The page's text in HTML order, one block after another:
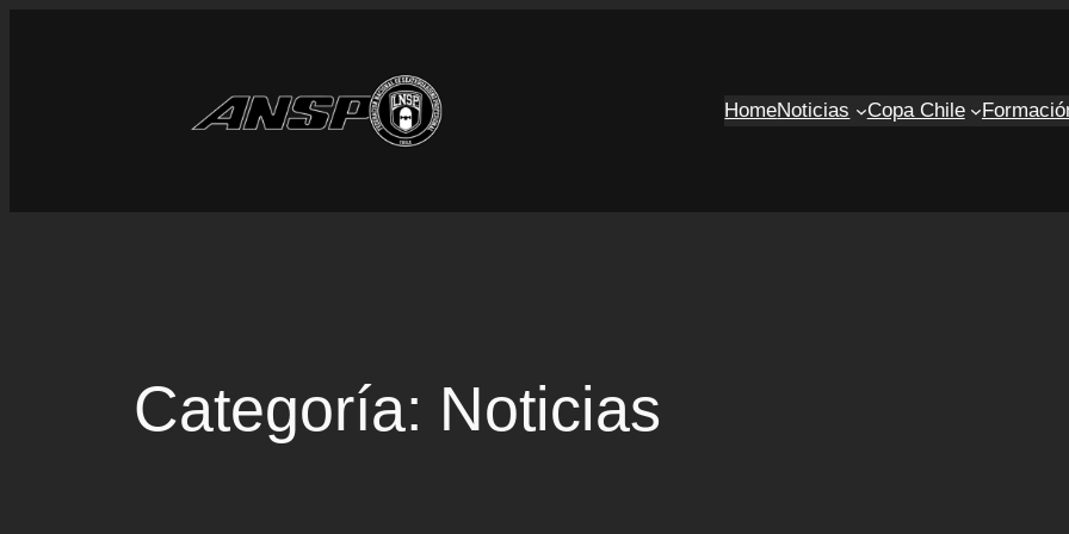
HomeNoticias Copa Chile
Categoría: Noticias